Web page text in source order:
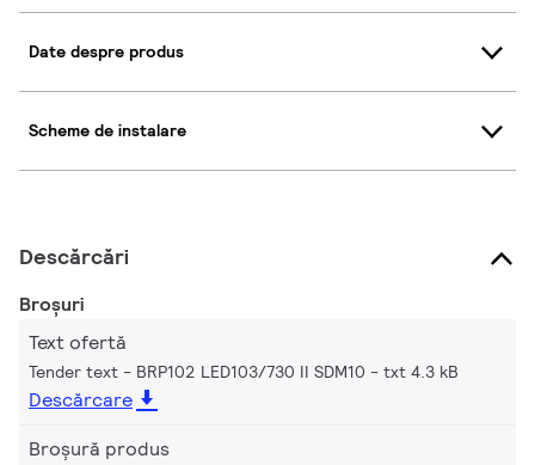
Date despre produs
Scheme de instalare
Descărcări
Broșuri
Text ofertă
Tender text - BRP102 LED103/730 II SDM10 txt 4.3 kB
Descărcare
Broșură produs